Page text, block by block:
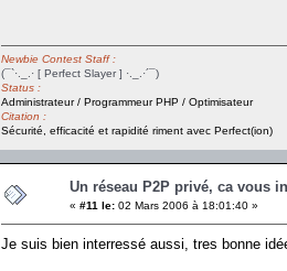
Newbie Contest Staff :
(¯`·._.· [ Perfect Slayer ] ·._.·´¯)
Status :
Administrateur / Programmeur PHP / Optimisateur
Citation :
Sécurité, efficacité et rapidité riment avec Perfect(ion)
Un réseau P2P privé, ca vous
« #11 le: 02 Mars 2006 à 18:01:40 »
Je suis bien interressé aussi, tres bonne